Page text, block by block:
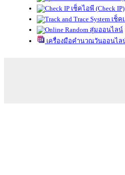
เช็คไอพี (Check IP)
เช็ค
สุ่มออนไลน์
เครื่องมือคำนวณวันออนไล